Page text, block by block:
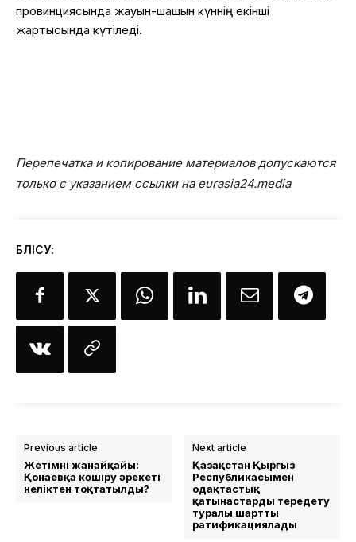
провинциясында жауын-шашын күннің екінші
жартысында күтіледі.
Перепечатка и копирование материалов допускаются
только с указанием ссылки на eurasia24.media
БӨЛІСУ:
Previous article
Жетімнің жанайқайы:
Қонаевқа көшіру әрекеті
неліктен тоқтатылды?
Next article
Қазақстан Қырғыз
Республикасымен
одақтастық
қатынастарды тереңдету
туралы шартты
ратификациялады